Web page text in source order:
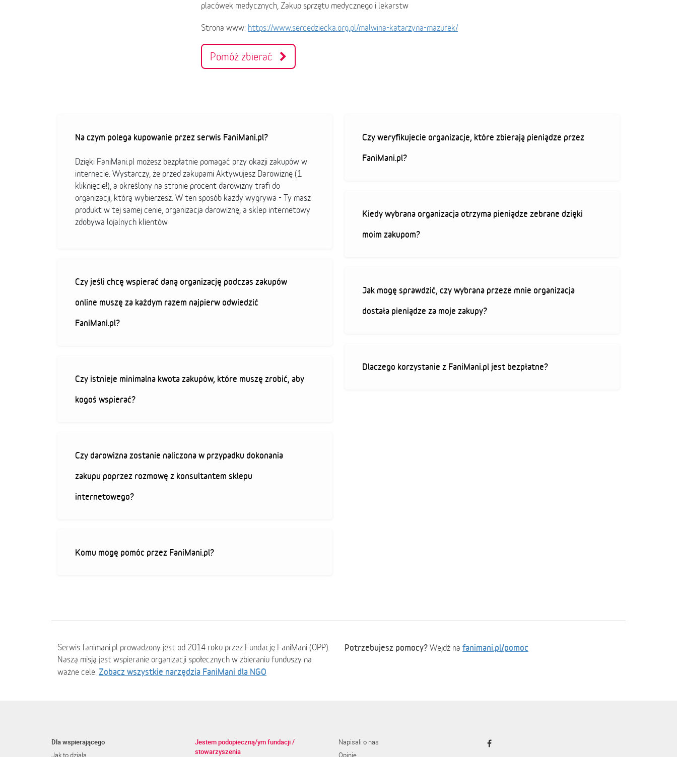
placówek medycznych, Zakup sprzętu medycznego i lekarstw
Strona www: https://www.sercedziecka.org.pl/malwina-katarzyna-mazurek/
Pomóż zbierać
Na czym polega kupowanie przez serwis FaniMani.pl?
Dzięki FaniMani.pl możesz bezpłatnie pomagać przy okazji zakupów w
internecie. Wystarczy, że przed zakupami Aktywujesz Darowiznę (1
kliknięcie!), a określony na stronie procent darowizny trafi do
organizacji, którą wybierzesz. W ten sposób każdy wygrywa - Ty masz
produkt w tej samej cenie, organizacja darowiznę, a sklep internetowy
zdobywa lojalnych klientów
Czy jeśli chcę wspierać daną organizację podczas zakupów
online muszę za każdym razem najpierw odwiedzić
FaniMani.pl?
Czy istnieje minimalna kwota zakupów, które muszę zrobić, aby
kogoś wspierać?
Czy darowizna zostanie naliczona w przypadku dokonania
zakupu poprzez rozmowę z konsultantem sklepu
internetowego?
Komu mogę pomóc przez FaniMani.pl?
Czy weryfikujecie organizacje, które zbierają pieniądze przez
FaniMani.pl?
Kiedy wybrana organizacja otrzyma pieniądze zebrane dzięki
moim zakupom?
Jak mogę sprawdzić, czy wybrana przeze mnie organizacja
dostała pieniądze za moje zakupy?
Dlaczego korzystanie z FaniMani.pl jest bezpłatne?
Serwis fanimani.pl prowadzony jest od 2014 roku przez Fundację FaniMani (OPP).
Naszą misją jest wspieranie organizacji społecznych w zbieraniu funduszy na
ważne cele. Zobacz wszystkie narzędzia FaniMani dla NGO
Potrzebujesz pomocy? Wejdź na fanimani.pl/pomoc
Dla wspierającego
Jak to działa
Jestem podopieczną/ym fundacji /
stowarzyszenia
Napisali o nas
Opinie